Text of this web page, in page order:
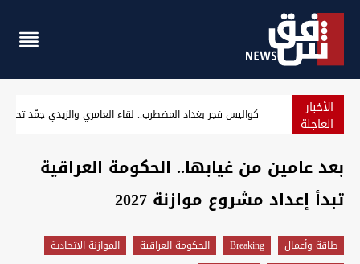
الأخبار
العاجلة الإطاحة بـ"أصحاب سوابق" وثلاثة متهمين بغرق شاب في بغداد
بعد عامين من غيابها.. الحكومة العراقية
تبدأ إعداد مشروع موازنة 2027
طاقة وأعمال Breaking الحكومة العراقية
الموازنة الاتحادية